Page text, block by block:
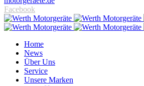
Facebook
Home
News
Über Uns
Service
Unsere Marken